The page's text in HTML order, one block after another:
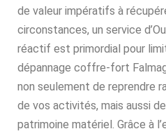
de valeur impératifs à
circonstances, un service
réactif est primordial pour
dépannage coffre-fort
non seulement de reprendre
de vos activités, mais aussi
patrimoine matériel. Grâce à